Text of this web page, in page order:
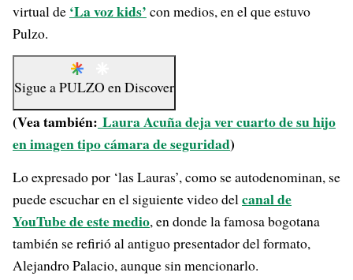
virtual de ‘La voz kids’ con medios, en el que estuvo
Pulzo.
Sigue aPULZO enDiscover
(Vea también: Laura Acuña deja ver cuarto de su hijo
en imagen tipo cámara de seguridad)
Lo expresado por ‘las Lauras’, como se autodenominan, se
puede escuchar en el siguiente video delcanal de
YouTube de este medio, en donde la famosa bogotana
también se refirió al antiguo presentador del formato,
Alejandro Palacio, aunque sin mencionarlo.